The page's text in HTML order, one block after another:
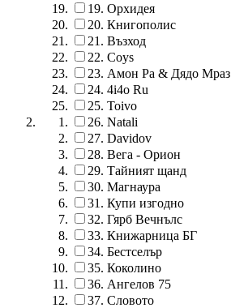
19. Орхидея
20. Книгополис
21. Възход
22. Coys
23. Амон Ра & Дядо Мраз
24. 4i4o Ru
25. Toivo
26. Natali
27. Davidov
28. Вега - Орион
29. Тайният щанд
30. Магнаура
31. Купи изгодно
32. Гярб Вечнълс
33. Книжарница БГ
34. Бестселър
35. Коколино
36. Ангелов 75
37. Словото